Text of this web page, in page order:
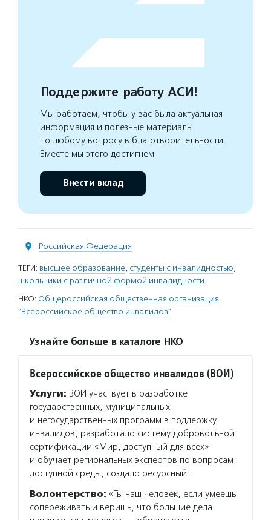
Поддержите работу АСИ!
Мы работаем, чтобы у вас была актуальная
информация и полезные материалы
по любому вопросу в благотворительности.
Вместе мы этого достигнем
Внести вклад
Российская Федерация
ТЕГИ: высшее образование, студенты с инвалидностью,
школьники с различной формой инвалидности
НКО: Общероссийская общественная организация
"Всероссийское общество инвалидов"
Узнайте больше в каталоге НКО
Всероссийское общество инвалидов (ВОИ)
Услуги: ВОИ участвует в разработке
государственных, муниципальных
и негосударственных программ в поддержку
инвалидов, разработало систему добровольной
сертификации «Мир, доступный для всех»
и обучает региональных экспертов по вопросам
доступной среды, создало ресурсный…
Волонтерство: «Ты наш человек, если умеешь
сопереживать и веришь, что большие дела